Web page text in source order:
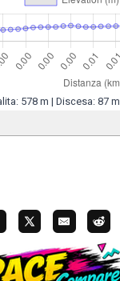
578 m | Discesa: 87 m